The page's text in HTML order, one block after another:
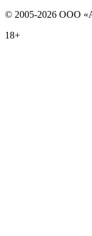
© 2005-2026 ООО
18+